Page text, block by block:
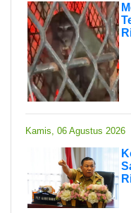
Kamis, 06 Agustus 2026